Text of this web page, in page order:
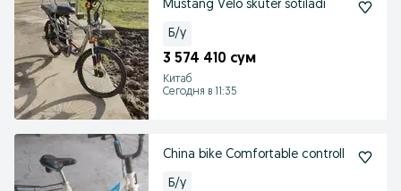
Mustang Velo skuter sotiladi
Б/у
3 574 410 сум
Китаб
Сегодня в 11:35
China bike Comfortable controll
Б/у